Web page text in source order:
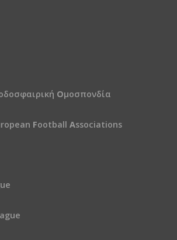
Ομοσπονδία
Football Associations